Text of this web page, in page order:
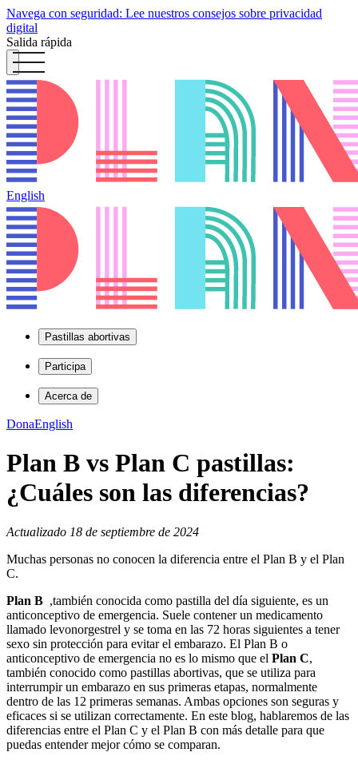
Navega con seguridad: Lee nuestros consejos sobre privacidad
digital
Salida rápida
English
Pastillas abortivas
Participa
Acerca de
DonaEnglish
Plan B vs Plan C pastillas:
¿Cuáles son las diferencias?
Actualizado 18 de septiembre de 2024
Muchas personas no conocen la diferencia entre el Plan B y el Plan
C.
Plan B ,también conocida como pastilla del día siguiente, es un
anticonceptivo de emergencia. Suele contener un medicamento
llamado levonorgestrel y se toma en las 72 horas siguientes a tener
sexo sin protección para evitar el embarazo. El Plan B o
anticonceptivo de emergencia no es lo mismo que el Plan C,
también conocido como pastillas abortivas, que se utiliza para
interrumpir un embarazo en sus primeras etapas, normalmente
dentro de las 12 primeras semanas. Ambas opciones son seguras y
eficaces si se utilizan correctamente. En este blog, hablaremos de las
diferencias entre el Plan C y el Plan B con más detalle para que
puedas entender mejor cómo se comparan.